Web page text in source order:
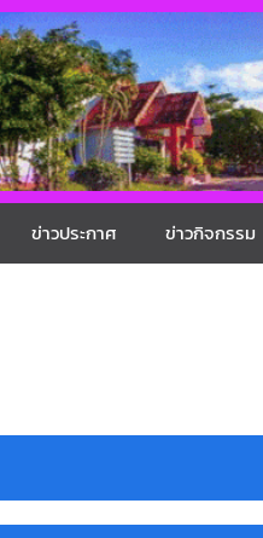
ข่าวประกาศ ข่าวกิจกรรม